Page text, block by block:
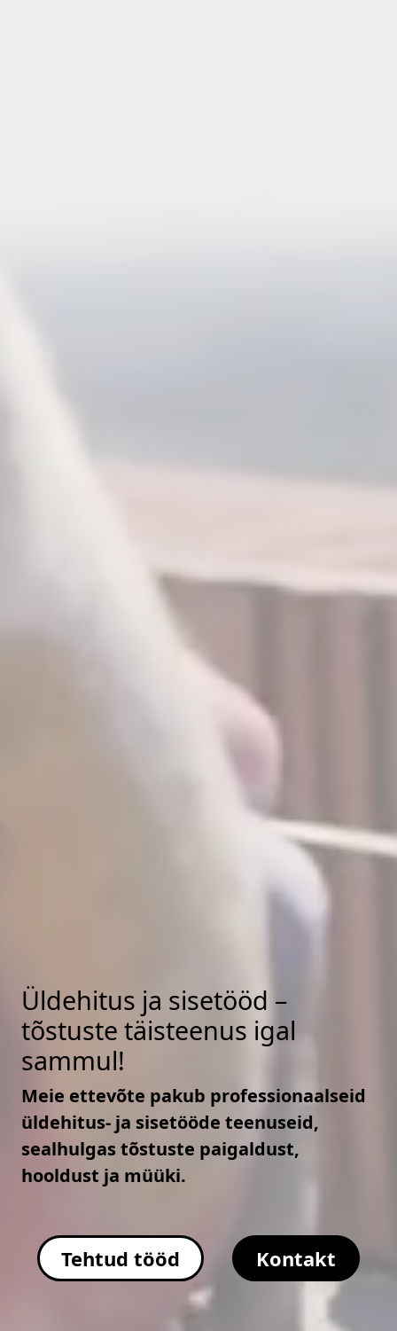
Üldehitus ja sisetööd –
tõstuste täisteenus igal
sammul!
Meie ettevõte pakub professionaalseid
üldehitus- ja sisetööde teenuseid,
sealhulgas tõstuste paigaldust,
hooldust ja müüki.
Tehtud tööd Kontakt